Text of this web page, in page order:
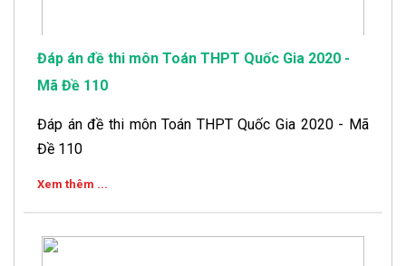
Đáp án đề thi môn Toán THPT Quốc Gia 2020 -
Mã Đề 110
Đáp án đề thi môn Toán THPT Quốc Gia 2020 - Mã
Đề 110
Xem thêm ...